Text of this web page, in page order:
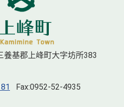
基郡上峰町大字坊所383
Fax:0952-52-4935